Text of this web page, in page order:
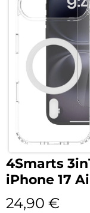
4Smarts
iPhone 17
24,90 €